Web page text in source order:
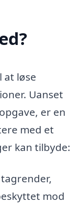
at løse
Uanset
er en
med et
kan tilbyde:
mod